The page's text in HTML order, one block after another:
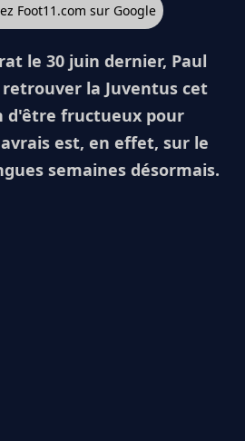
Foot11.com sur Google
le 30 juin dernier, Paul
retrouver la Juventus cet
d'être fructueux pour
est, en effet, sur le
semaines désormais.